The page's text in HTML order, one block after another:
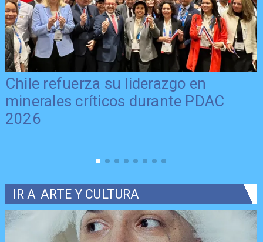
Chile refuerza su liderazgo en
minerales críticos durante PDAC
2026
IR A ARTE Y CULTURA